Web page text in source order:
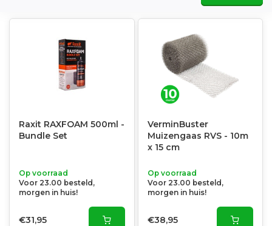
Raxit RAXFOAM 500ml -
Bundle Set
Op voorraad
Voor 23.00 besteld,
morgen in huis!
€31,95
VerminBuster
Muizengaas RVS - 10m
x 15 cm
Op voorraad
Voor 23.00 besteld,
morgen in huis!
€38,95